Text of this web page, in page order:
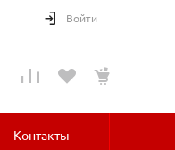
Войти
Контакты